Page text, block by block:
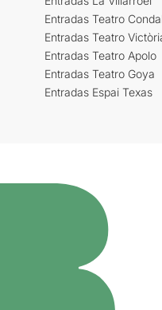
Entradas Teatro Condal
Entradas Teatro
Entradas Teatro Apolo
Entradas Teatro Goya
Entradas Espai Texas